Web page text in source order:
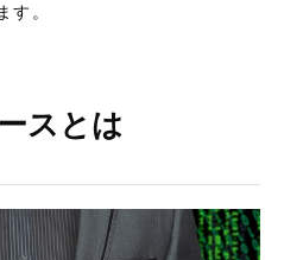
す。
スとは